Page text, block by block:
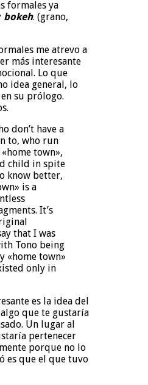
formales ya
bokeh. (grano,
me atrevo a
más interesante
Lo que
idea general, lo
su prólogo.
don’t have a
to, who run
town»,
child in spite
know better,
is a
It’s
that I was
Tono being
«home town»
only in
es la idea del
que te gustaría
Un lugar al
pertenecer
porque no lo
es que el que tuvo